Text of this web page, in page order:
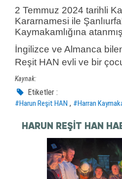
2 Temmuz 2024 tarihli
Kararnamesi ile
Kaymakamlığına
İngilizce ve Almanca
Reşit HAN evli ve bir
Kaynak:
Etiketler :
#Harun Reşit HAN , #Harran
HARUN REŞIT HAN